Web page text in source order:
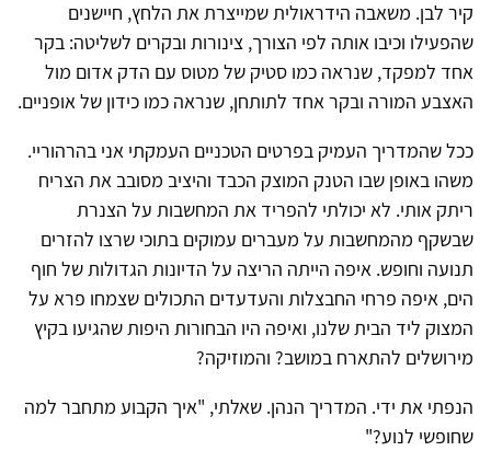
קיר לבן. משאבה הידראולית שמייצרת את הלחץ, חיישנים
שהפעילו וכיבו אותה לפי הצורך, צינורות ובקרים לשליטה: בקר
אחד למפקד, שנראה כמו סטיק של מטוס עם הדק אדום מול
האצבע המורה ובקר אחד לתותחן, שנראה כמו כידון של אופניים.
ככל שהמדריך העמיק בפרטים הטכניים העמקתי אני בהרהוריי.
משהו באופן שבו הטנק המוצק הכבד והיציב מסובב את הצריח
ריתק אותי. לא יכולתי להפריד את המחשבות על הצנרת
שבשקף מהמחשבות על מעברים עמוקים בתוכי שרצו להזרים
תנועה וחופש. איפה הייתה הריצה על הדיונות הגדולות של חוף
הים, איפה פרחי החבצלות והעדעדים התכולים שצמחו פרא על
המצוק ליד הבית שלנו, ואיפה היו הבחורות היפות שהגיעו בקיץ
מירושלים להתארח במושב? והמוזיקה?
הנפתי את ידי. המדריך הנהן. שאלתי, "איך הקבוע מתחבר למה
שחופשי לנוע?"